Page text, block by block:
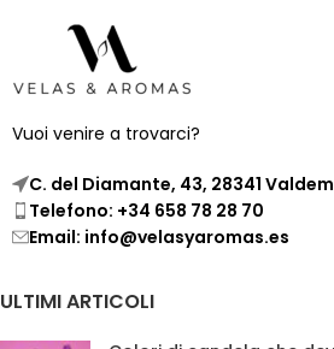
Vuoi venire a trovarci?
C. del Diamante, 43, 28341
Telefono: +34 658 78 28 70
Email: info@velasyaromas.es
ULTIMI ARTICOLI